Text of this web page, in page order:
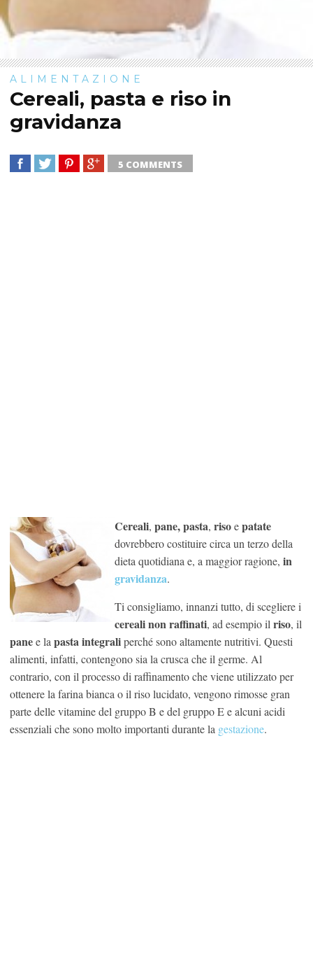
ALIMENTAZIONE
Cereali, pasta e riso in
gravidanza
5 COMMENTS
Cereali, pane, pasta, risoepatate
dovrebbero costituire circa un terzo della
dieta quotidiana e, a maggior ragione, in
gravidanza.
Ti consigliamo, innanzi tutto, di scegliere i
cereali non raffinati, ad esempio il riso, il
panee la pasta integraliperché sono altamente nutritivi. Questi
alimenti, infatti, contengono sia la crusca che il germe. Al
contrario, con il processo di raffinamento che viene utilizzato per
ottenere la farina bianca o il riso lucidato, vengono rimosse gran
parte delle vitamine del gruppo B e del gruppo E e alcuni acidi
essenziali che sono molto importanti durante la gestazione.